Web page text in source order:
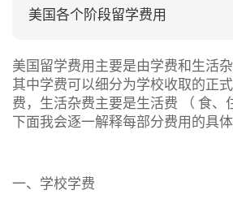
美国各个阶段留学费用
美国留学费用主要是由学费和生活杂
其中学费可以细分为学校收取的正
费，生活杂费主要是生活费 （ 食、
下面我会逐一解释每部分费用的具体
一、学校学费